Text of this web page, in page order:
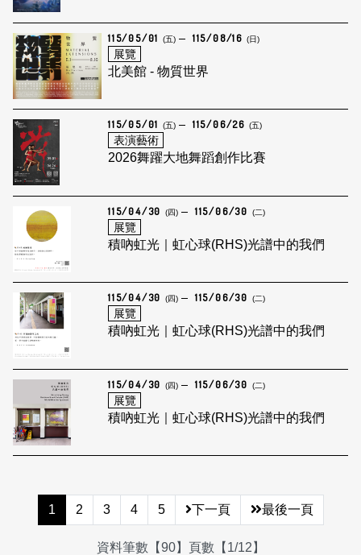
115/05/01 (五) 115/08/16 (日)
展覽
北美館 - 物質世界
115/05/01 (五) 115/06/26 (五)
表演藝術
2026舞躍大地舞蹈創作比賽
115/04/30 (四) 115/06/30 (二)
展覽
積吶虹光｜虹心球(RHS)光譜中的我們
115/04/30 (四) 115/06/30 (二)
展覽
積吶虹光｜虹心球(RHS)光譜中的我們
115/04/30 (四) 115/06/30 (二)
展覽
積吶虹光｜虹心球(RHS)光譜中的我們
1 2 3 4 5 下一頁 最後一頁
資料筆數【90】頁數【1/12】